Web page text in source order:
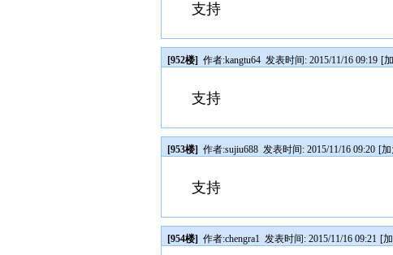
支持
[952楼] 作者:kangtu64 发表时间: 2015/11/16 09:19 [
支持
[953楼] 作者:sujiu688 发表时间: 2015/11/16 09:20 [加
支持
[954楼] 作者:chengra1 发表时间: 2015/11/16 09:21 [